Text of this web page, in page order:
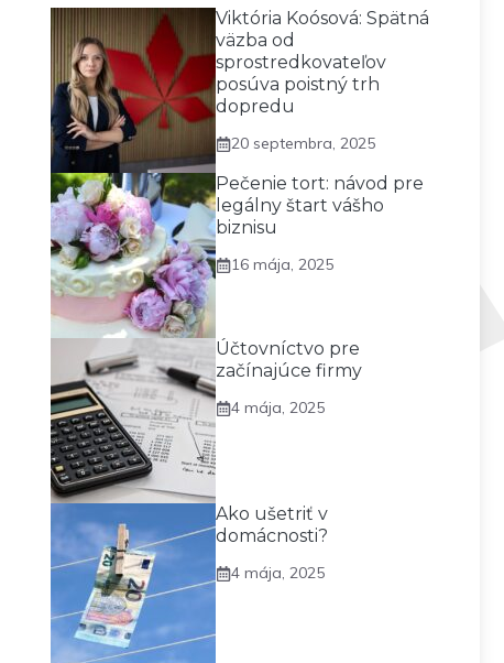
Viktória Koósová: Spätná
väzba od
sprostredkovateľov
posúva poistný trh
dopredu
20 septembra, 2025
Pečenie tort: návod pre
legálny štart vášho
biznisu
16 mája, 2025
Účtovníctvo pre
začínajúce firmy
4 mája, 2025
Ako ušetriť v
domácnosti?
4 mája, 2025